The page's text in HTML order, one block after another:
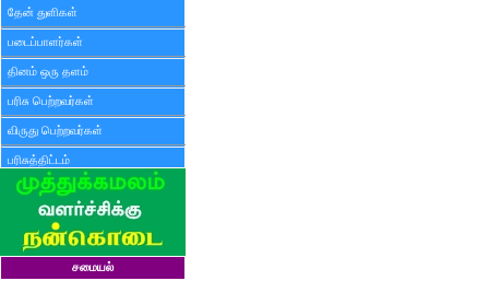
தேன் துளிகள்
படைப்பாளர்கள்
தினம் ஒரு தளம்
பரிசு பெற்றவர்கள்
விருது பெற்றவர்கள்
பரிசுத்திட்டம்
சமையல்